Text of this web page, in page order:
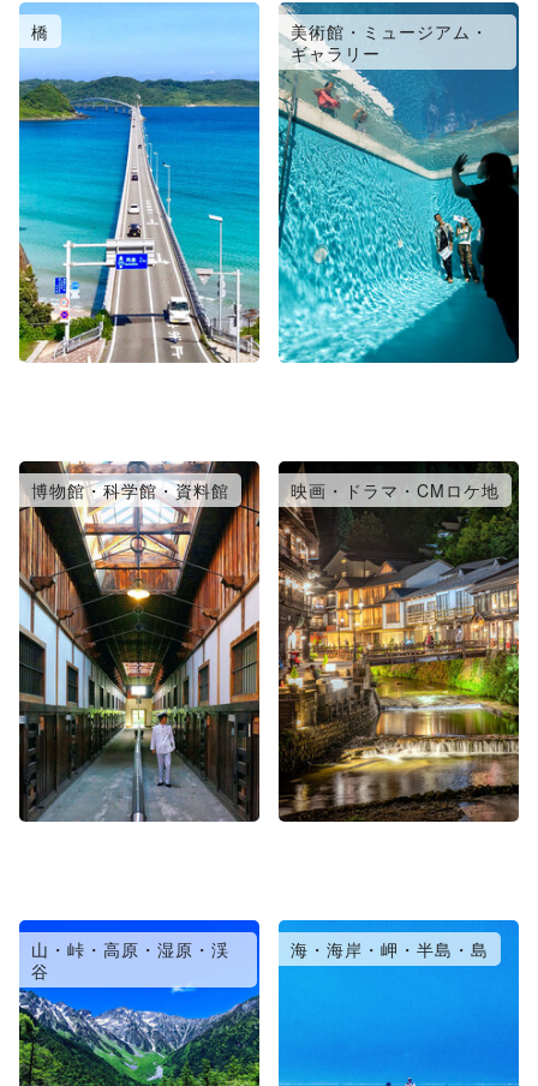
橋
美術館・ミュージアム・
ギャラリー
博物館・科学館・資料館 映画・ドラマ・CMロケ地
山・峠・高原・湿原・渓
谷
海・海岸・岬・半島・島